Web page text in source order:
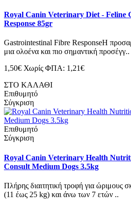
Royal Canin Veterinary Diet - Feline
Response 85gr
Gastrointestinal Fibre ResponseΗ
μια ολοένα και πιο σημαντική προσέγγ..
1,50€ Χωρίς ΦΠΑ: 1,21€
ΣΤΟ ΚΑΛΑΘΙ
Επιθυμητό
Σύγκριση
Επιθυμητό
Σύγκριση
Royal Canin Veterinary Health
Consult Medium Dogs 3.5kg
Πλήρης διαιτητική τροφή για ώριμους
(11 έως 25 kg) και άνω των 7 ετών ..